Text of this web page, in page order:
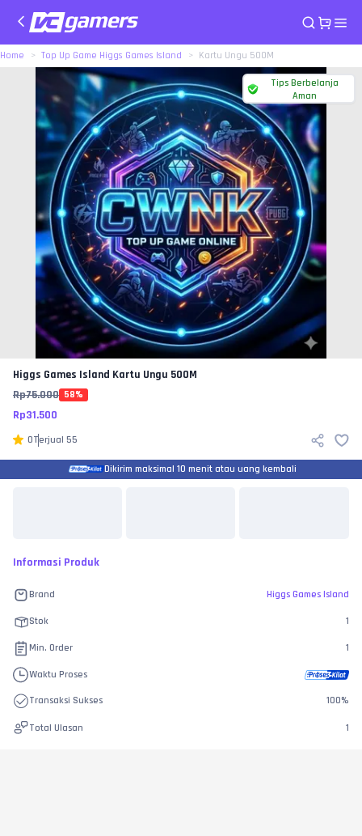
Home Top Up Game Higgs Games Island Kartu Ungu 500M
Tips Berbelanja
Aman
Higgs Games Island Kartu Ungu 500M
Rp75.000 58%
Rp31.500
0Terjual 55
Dikirim maksimal 10 menit atau uang kembali
Informasi Produk
Brand Higgs Games Island
Stok 1
Min. Order 1
Waktu Proses
Transaksi Sukses 100%
Total Ulasan 1